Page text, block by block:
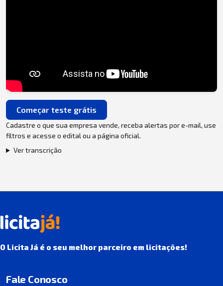
Começar teste grátis
Cadastre o que sua empresa vende, receba alertas por e-mail, use
filtros e acesse o edital ou a página oficial.
Ver transcrição
O Licita Já é o seu melhor parceiro em licitações!
Fale Conosco